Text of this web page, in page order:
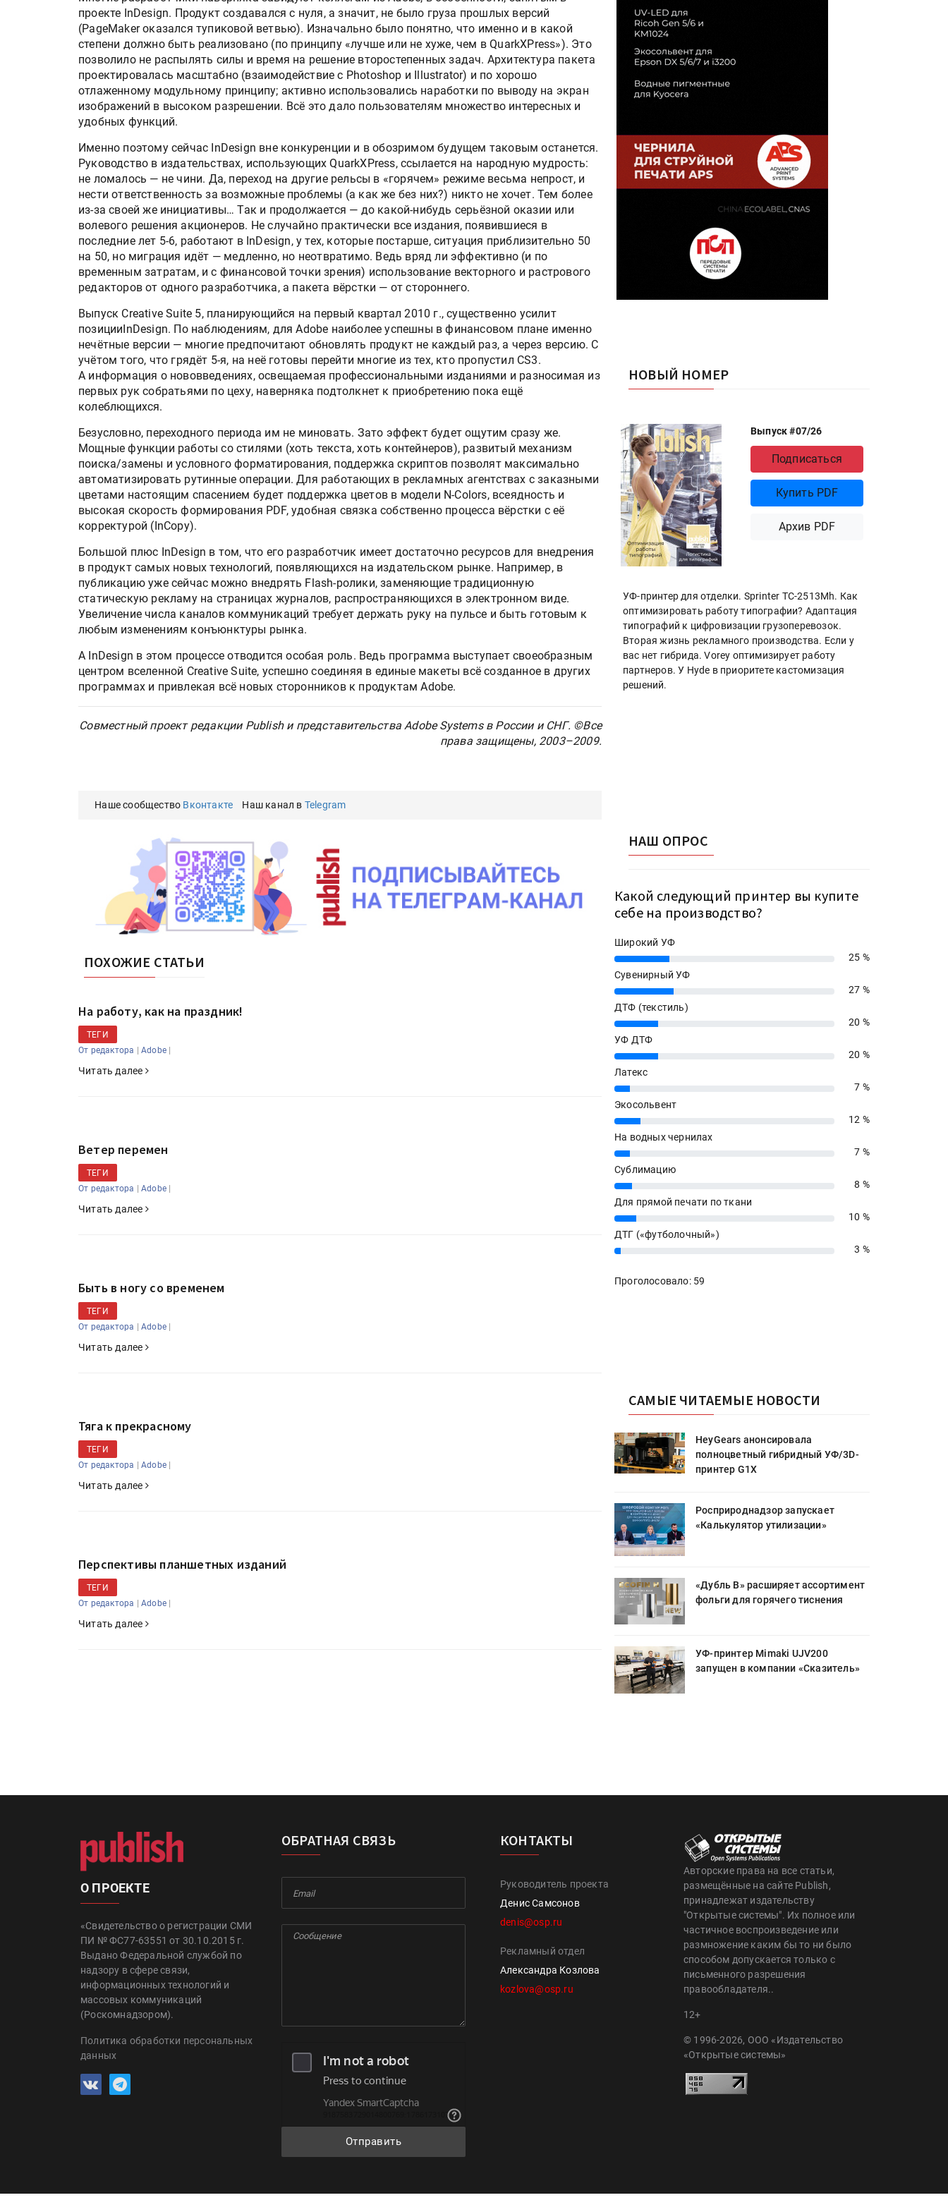
проекте InDesign. Продукт создавался с нуля, а значит, не было груза прошлых версий
(PageMaker оказался тупиковой ветвью). Изначально было понятно, что именно и в какой
степени должно быть реализовано (по принципу «лучше или не хуже, чем в QuarkXPress»). Это
позволило не распылять силы и время на решение второстепенных задач. Архитектура пакета
проектировалась масштабно (взаимодействие с Photoshop и Illustrator) и по хорошо
отлаженному модульному принципу; активно использовались наработки по выводу на экран
изображений в высоком разрешении. Всё это дало пользователям множество интересных и
удобных функций.
Именно поэтому сейчас InDesign вне конкуренции и в обозримом будущем таковым останется.
Руководство в издательствах, использующих QuarkXPress, ссылается на народную мудрость:
не ломалось — не чини. Да, переход на другие рельсы в «горячем» режиме весьма непрост, и
нести ответственность за возможные проблемы (а как же без них?) никто не хочет. Тем более
из-за своей же инициативы… Так и продолжается — до какой-нибудь серьёзной оказии или
волевого решения акционеров. Не случайно практически все издания, появившиеся в
последние лет 5-6, работают в InDesign, у тех, которые постарше, ситуация приблизительно 50
на 50, но миграция идёт — медленно, но неотвратимо. Ведь вряд ли эффективно (и по
временным затратам, и с финансовой точки зрения) использование векторного и растрового
редакторов от одного разработчика, а пакета вёрстки — от стороннего.
Выпуск Creative Suite 5, планирующийся на первый квартал 2010 г., существенно усилит
позицииInDesign. По наблюдениям, для Adobe наиболее успешны в финансовом плане именно
нечётные версии — многие предпочитают обновлять продукт не каждый раз, а через версию. С
учётом того, что грядёт 5-я, на неё готовы перейти многие из тех, кто пропустил CS3.
А информация о нововведениях, освещаемая профессиональными изданиями и разносимая из
первых рук собратьями по цеху, наверняка подтолкнет к приобретению пока ещё
колеблющихся.
Безусловно, переходного периода им не миновать. Зато эффект будет ощутим сразу же.
Мощные функции работы со стилями (хоть текста, хоть контейнеров), развитый механизм
поиска/замены и условного форматирования, поддержка скриптов позволят максимально
автоматизировать рутинные операции. Для работающих в рекламных агентствах с заказными
цветами настоящим спасением будет поддержка цветов в модели N-Colors, всеядность и
высокая скорость формирования PDF, удобная связка собственно процесса вёрстки с её
корректурой (InCopy).
Большой плюс InDesign в том, что его разработчик имеет достаточно ресурсов для внедрения
в продукт самых новых технологий, появляющихся на издательском рынке. Например, в
публикацию уже сейчас можно внедрять Flash-ролики, заменяющие традиционную
статическую рекламу на страницах журналов, распространяющихся в электронном виде.
Увеличение числа каналов коммуникаций требует держать руку на пульсе и быть готовым к
любым изменениям конъюнктуры рынка.
А InDesign в этом процессе отводится особая роль. Ведь программа выступает своеобразным
центром вселенной Creative Suite, успешно соединяя в единые макеты всё созданное в других
программах и привлекая всё новых сторонников к продуктам Adobe.
Совместный проект редакции Publish и представительства Adobe Systems в России и СНГ. ©Все
права защищены, 2003–2009.
Наше сообщество Вконтакте Наш канал в Telegram
ПОХОЖИЕ СТАТЬИ
На работу, как на праздник!
ТЕГИ
От редактора |Adobe |
Читать далее
Ветер перемен
ТЕГИ
От редактора |Adobe |
Читать далее
Быть в ногу со временем
ТЕГИ
От редактора |Adobe |
Читать далее
Тяга к прекрасному
ТЕГИ
От редактора |Adobe |
Читать далее
Перспективы планшетных изданий
ТЕГИ
От редактора |Adobe |
Читать далее
НОВЫЙ НОМЕР
Выпуск #07/26
Подписаться
Купить PDF
Архив PDF
УФ-принтер для отделки. Sprinter ТС-2513Mh. Как
оптимизировать работу типографии? Адаптация
типографий к цифровизации грузоперевозок.
Вторая жизнь рекламного производства. Если у
вас нет гибрида. Vorey оптимизирует работу
партнеров. У Hyde в приоритете кастомизация
решений.
НАШ ОПРОС
Какой следующий принтер вы купите
себе на производство?
Широкий УФ
25%
25 %
Сувенирный УФ
27%
27 %
ДТФ (текстиль)
20%
20 %
УФ ДТФ
20%
20 %
Латекс
7%
7 %
Экосольвент
12%
12 %
На водных чернилах
7%
7 %
Сублимацию
8%
8 %
Для прямой печати по ткани
10%
10 %
ДТГ («футболочный»)
3% 3 %
Проголосовало: 59
САМЫЕ ЧИТАЕМЫЕ НОВОСТИ
HeyGears анонсировала
полноцветный гибридный УФ/3D-
принтер G1X
Росприроднадзор запускает
«Калькулятор утилизации»
«Дубль В» расширяет ассортимент
фольги для горячего тиснения
УФ-принтер Mimaki UJV200
запущен в компании «Сказитель»
О ПРОЕКТЕ
«Свидетельство о регистрации СМИ
ПИ № ФС77-63551 от 30.10.2015 г.
Выдано Федеральной службой по
надзору в сфере связи,
информационных технологий и
массовых коммуникаций
(Роскомнадзором).
Политика обработки персональных
данных
ОБРАТНАЯ СВЯЗЬ
Отправить
КОНТАКТЫ
Руководитель проекта
Денис Самсонов
denis@osp.ru
Рекламный отдел
Александра Козлова
kozlova@osp.ru
Авторские права на все статьи,
размещённые на сайте Publish,
принадлежат издательству
"Открытые системы". Их полное или
частичное воспроизведение или
размножение каким бы то ни было
способом допускается только с
письменного разрешения
правообладателя..
12+
© 1996-2026, ООО «Издательство
«Открытые системы»